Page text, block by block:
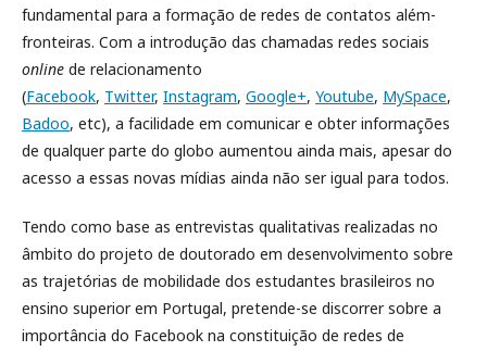
fundamental para a formação de redes de contatos além-
fronteiras. Com a introdução das chamadas redes sociais
online de relacionamento
(Facebook, Twitter, Instagram, Google+, Youtube, MySpace,
Badoo, etc), a facilidade em comunicar e obter informações
de qualquer parte do globo aumentou ainda mais, apesar do
acesso a essas novas mídias ainda não ser igual para todos.
Tendo como base as entrevistas qualitativas realizadas no
âmbito do projeto de doutorado em desenvolvimento sobre
as trajetórias de mobilidade dos estudantes brasileiros no
ensino superior em Portugal, pretende-se discorrer sobre a
importância do Facebook na constituição de redes de